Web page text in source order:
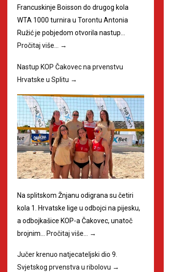
Francuskinje Boisson do drugog kola
WTA 1000 turnira u Torontu Antonia
Ružić je pobjedom otvorila nastup…
Pročitaj više… →
Nastup KOP Čakovec na prvenstvu
Hrvatske u Splitu →
Na splitskom Žnjanu odigrana su četiri
kola 1. Hrvatske lige u odbojci na pijesku,
a odbojkašice KOP-a Čakovec, unatoč
brojnim…
Pročitaj više… →
Jučer krenuo natjecateljski dio 9.
Svjetskog prvenstva u ribolovu →